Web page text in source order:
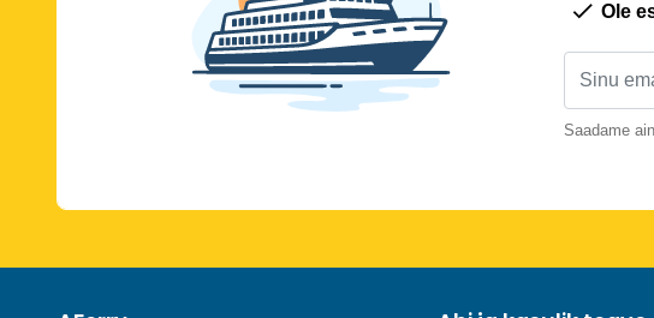
Ole
Saadame